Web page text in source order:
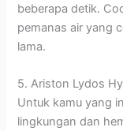
beberapa detik.
pemanas air yang
lama.
5. Ariston Lydos
Untuk kamu yang
lingkungan dan